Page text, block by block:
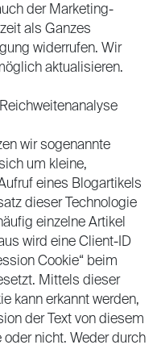
der Marketing-
als Ganzes
widerrufen. Wir
aktualisieren.
wir sogenannte
um kleine,
eines Blogartikels
dieser Technologie
einzelne Artikel
wird eine Client-ID
Cookie“ beim
Mittels dieser
kann erkannt werden,
der Text von diesem
oder nicht. Weder durch